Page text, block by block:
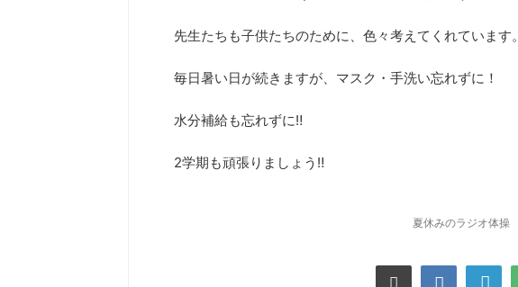
先生たちも子供たちのために、色々考えてくれています。
毎日暑い日が続きますが、マスク・手洗い忘れずに！
水分補給も忘れずに‼
2学期も頑張りましょう‼
夏休みのラジオ体操